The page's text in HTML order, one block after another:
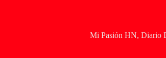
Mi Pasión HN, Diario